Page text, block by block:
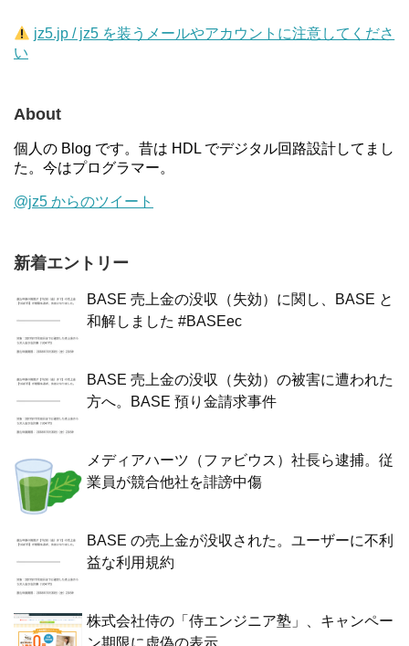
jz5.jp / jz5 を装うメールやアカウントに注意してくださ
い
About
個人の Blog です。昔は HDL でデジタル回路設計してまし
た。今はプログラマー。
@jz5 からのツイート
新着エントリー
BASE 売上金の没収（失効）に関し、BASE と
和解しました #BASEec
BASE 売上金の没収（失効）の被害に遭われた
方へ。BASE 預り金請求事件
メディアハーツ（ファビウス）社長ら逮捕。従
業員が競合他社を誹謗中傷
BASE の売上金が没収された。ユーザーに不利
益な利用規約
株式会社侍の「侍エンジニア塾」、キャンペー